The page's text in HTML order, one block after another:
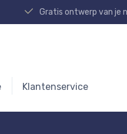
Gratis ontwerp van je
Klantenservice